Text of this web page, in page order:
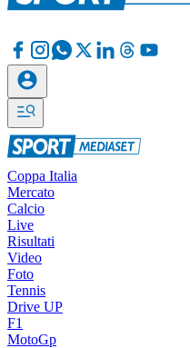
Coppa Italia
Mercato
Calcio
Live
Risultati
Video
Foto
Tennis
Drive UP
F1
MotoGp